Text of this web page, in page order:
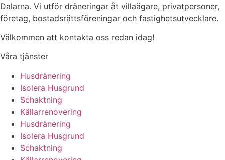
Dalarna. Vi utför dräneringar åt villaägare, privatpersoner,
företag, bostadsrättsföreningar och fastighetsutvecklare.
Välkommen att kontakta oss redan idag!
Våra tjänster
Husdränering
Isolera Husgrund
Schaktning
Källarrenovering
Husdränering
Isolera Husgrund
Schaktning